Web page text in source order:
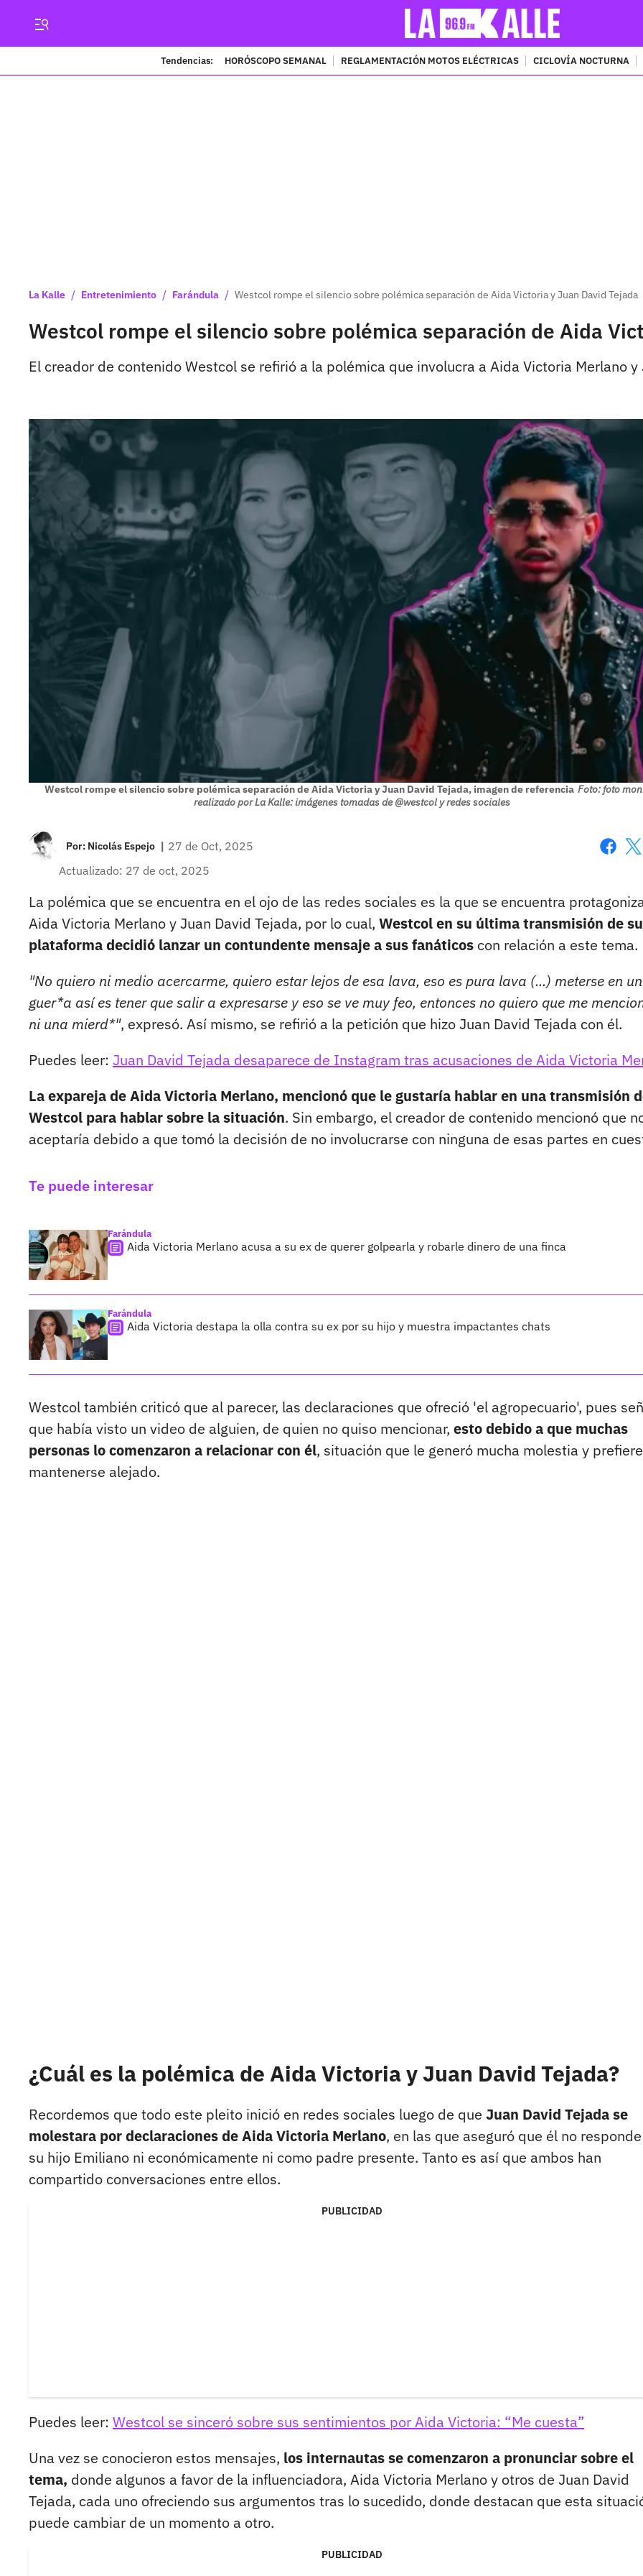
Tendencias: HORÓSCOPO SEMANAL REGLAMENTACIÓN MOTOS ELÉCTRICAS CICLOVÍA NOCTURNA
La Kalle / Entretenimiento / Farándula / Westcol rompe el silencio sobre polémica separación de Aida Victoria y Juan David Tejada
Westcol rompe el silencio sobre polémica separación de Aida
El creador de contenido Westcol se refirió a la polémica que involucra a Aida Victoria Merlano
Westcol rompe el silencio sobre polémica separación de Aida Victoria y Juan David Tejada, imagen de referencia Foto: foto
realizado por La Kalle: imágenes tomadas de @westcol y redes sociales
Por: Nicolás Espejo | 27 de Oct, 2025
Actualizado: 27 de oct, 2025
La polémica que se encuentra en el ojo de las redes sociales es la que se encuentra
Aida Victoria Merlano y Juan David Tejada, por lo cual, Westcol en su última transmisión de su
plataforma decidió lanzar un contundente mensaje a sus fanáticos con relación a este tema.
"No quiero ni medio acercarme, quiero estar lejos de esa lava, eso es pura lava (...) meterse en
guer*a así es tener que salir a expresarse y eso se ve muy feo, entonces no quiero que me
ni una mierd*", expresó. Así mismo, se refirió a la petición que hizo Juan David Tejada con él.
Puedes leer: Juan David Tejada desaparece de Instagram tras acusaciones de Aida Victoria
La expareja de Aida Victoria Merlano, mencionó que le gustaría hablar en una transmisión
Westcol para hablar sobre la situación. Sin embargo, el creador de contenido mencionó que
aceptaría debido a que tomó la decisión de no involucrarse con ninguna de esas partes en
Te puede interesar
Farándula
Aida Victoria Merlano acusa a su ex de querer golpearla y robarle dinero de una finca
Farándula
Aida Victoria destapa la olla contra su ex por su hijo y muestra impactantes chats
Westcol también criticó que al parecer, las declaraciones que ofreció 'el agropecuario', pues
que había visto un video de alguien, de quien no quiso mencionar, esto debido a que muchas
personas lo comenzaron a relacionar con él, situación que le generó mucha molestia y prefiere
mantenerse alejado.
¿Cuál es la polémica de Aida Victoria y Juan David Tejada?
Recordemos que todo este pleito inició en redes sociales luego de que Juan David Tejada se
molestara por declaraciones de Aida Victoria Merlano, en las que aseguró que él no
su hijo Emiliano ni económicamente ni como padre presente. Tanto es así que ambos han
compartido conversaciones entre ellos.
PUBLICIDAD
Puedes leer: Westcol se sinceró sobre sus sentimientos por Aida Victoria: “Me cuesta”
Una vez se conocieron estos mensajes, los internautas se comenzaron a pronunciar sobre el
tema, donde algunos a favor de la influenciadora, Aida Victoria Merlano y otros de Juan David
Tejada, cada uno ofreciendo sus argumentos tras lo sucedido, donde destacan que esta
puede cambiar de un momento a otro.
PUBLICIDAD